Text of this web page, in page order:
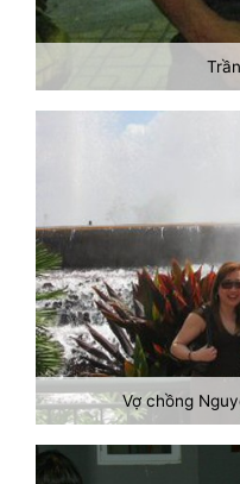
Vợ chồng